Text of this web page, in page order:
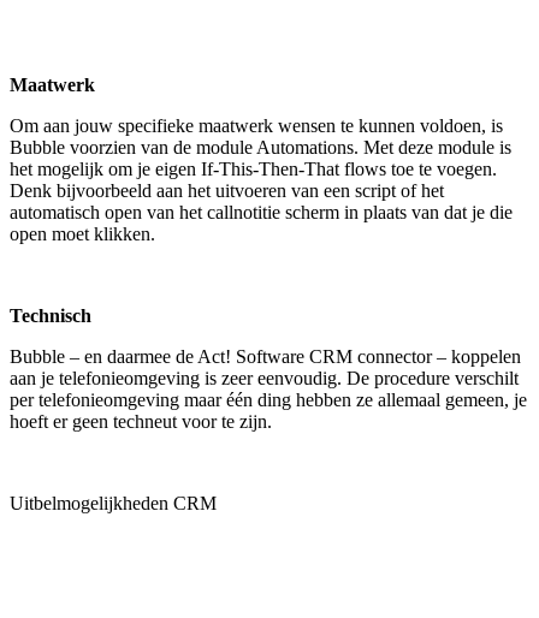
Maatwerk
Om aan jouw specifieke maatwerk wensen te kunnen voldoen, is
Bubble voorzien van de module Automations. Met deze module is
het mogelijk om je eigen If-This-Then-That flows toe te voegen.
Denk bijvoorbeeld aan het uitvoeren van een script of het
automatisch open van het callnotitie scherm in plaats van dat je die
open moet klikken.
Technisch
Bubble – en daarmee de Act! Software CRM connector – koppelen
aan je telefonieomgeving is zeer eenvoudig. De procedure verschilt
per telefonieomgeving maar één ding hebben ze allemaal gemeen, je
hoeft er geen techneut voor te zijn.
Uitbelmogelijkheden CRM